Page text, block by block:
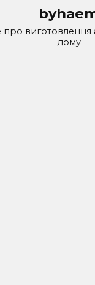
про виготовлення
дому